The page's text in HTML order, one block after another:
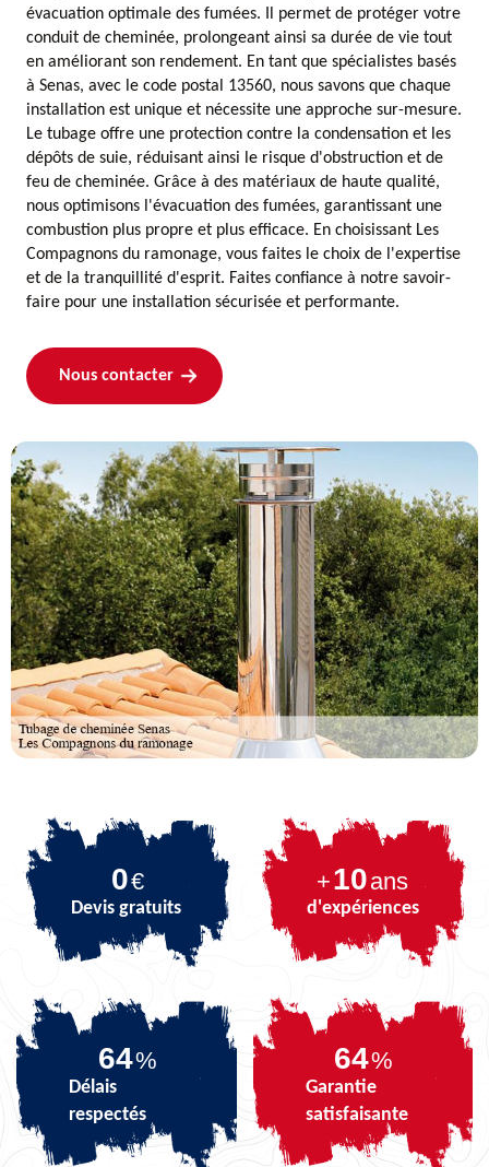
évacuation optimale des fumées. Il permet de protéger votre
conduit de cheminée, prolongeant ainsi sa durée de vie tout
en améliorant son rendement. En tant que spécialistes basés
à Senas, avec le code postal 13560, nous savons que chaque
installation est unique et nécessite une approche sur-mesure.
Le tubage offre une protection contre la condensation et les
dépôts de suie, réduisant ainsi le risque d'obstruction et de
feu de cheminée. Grâce à des matériaux de haute qualité,
nous optimisons l'évacuation des fumées, garantissant une
combustion plus propre et plus efficace. En choisissant Les
Compagnons du ramonage, vous faites le choix de l'expertise
et de la tranquillité d'esprit. Faites confiance à notre savoir-
faire pour une installation sécurisée et performante.
Nous contacter
0€
Devis gratuits
+10ans
d'expériences
81%
Délais
respectés
81%
Garantie
satisfaisante